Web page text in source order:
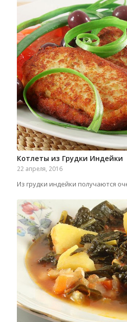
Котлеты из Грудки Индейки
22 апреля, 2016
Из грудки индейки получаются